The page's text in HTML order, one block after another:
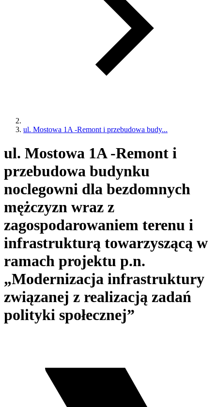
ul. Mostowa 1A -Remont i przebudowa budy...
ul. Mostowa 1A -Remont i
przebudowa budynku
noclegowni dla bezdomnych
mężczyzn wraz z
zagospodarowaniem terenu i
infrastrukturą towarzyszącą w
ramach projektu p.n.
„Modernizacja infrastruktury
związanej z realizacją zadań
polityki społecznej”